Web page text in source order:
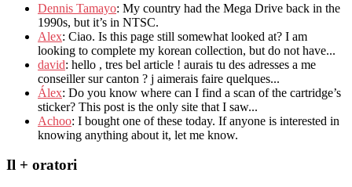
Dennis Tamayo: My country had the Mega Drive back in the
1990s, but it’s in NTSC.
Alex: Ciao. Is this page still somewhat looked at? I am
looking to complete my korean collection, but do not have...
david: hello , tres bel article ! aurais tu des adresses a me
conseiller sur canton ? j aimerais faire quelques...
Álex: Do you know where can I find a scan of the cartridge’s
sticker? This post is the only site that I saw...
Achoo: I bought one of these today. If anyone is interested in
knowing anything about it, let me know.
Il + oratori